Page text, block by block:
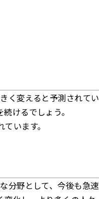
く変えると予測されてい
けるでしょう。
います。
分野として、今後も急速